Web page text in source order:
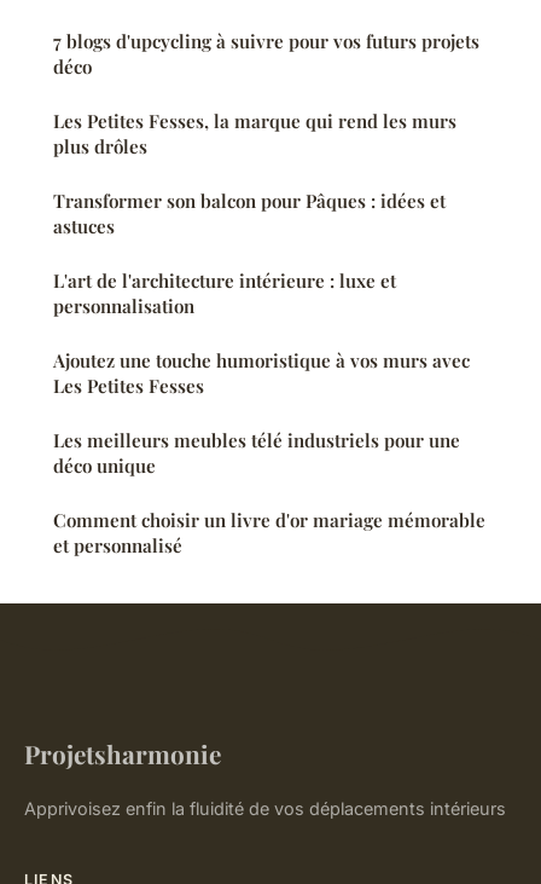
7 blogs d'upcycling à suivre pour vos futurs projets
déco
Les Petites Fesses, la marque qui rend les murs
plus drôles
Transformer son balcon pour Pâques : idées et
astuces
L'art de l'architecture intérieure : luxe et
personnalisation
Ajoutez une touche humoristique à vos murs avec
Les Petites Fesses
Les meilleurs meubles télé industriels pour une
déco unique
Comment choisir un livre d'or mariage mémorable
et personnalisé
Projetsharmonie
Apprivoisez enfin la fluidité de vos déplacements intérieurs
LIENS